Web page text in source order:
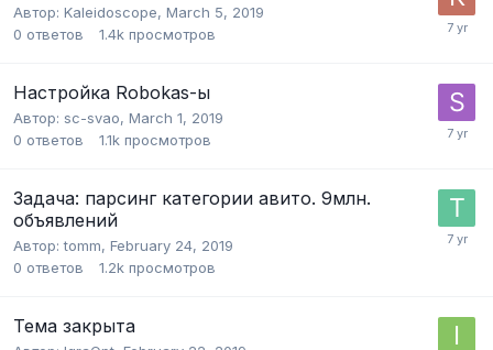
Автор: Kaleidoscope, March 5, 2019
0 ответов 1.4k просмотров
Настройка Robokas-ы
Автор: sc-svao, March 1, 2019
0 ответов 1.1k просмотров
Задача: парсинг категории авито. 9млн.
объявлений
Автор:tomm, February 24, 2019
0 ответов 1.2k просмотров
Тема закрыта